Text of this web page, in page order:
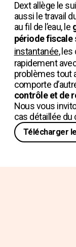
Dext allège le
aussi le travail
au fil de l’eau, le
période fiscale
instantanée,
rapidement
problèmes tout
comporte
contrôle et de
Nous vous
cas détaillée du
Télécharger